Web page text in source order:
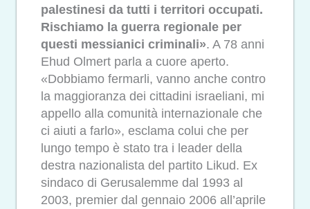
palestinesi da tutti i territori occupati.
Rischiamo la guerra regionale per
questi messianici criminali». A 78 anni
Ehud Olmert parla a cuore aperto.
«Dobbiamo fermarli, vanno anche contro
la maggioranza dei cittadini israeliani, mi
appello alla comunità internazionale che
ci aiuti a farlo», esclama colui che per
lungo tempo è stato tra i leader della
destra nazionalista del partito Likud. Ex
sindaco di Gerusalemme dal 1993 al
2003, premier dal gennaio 2006 all’aprile